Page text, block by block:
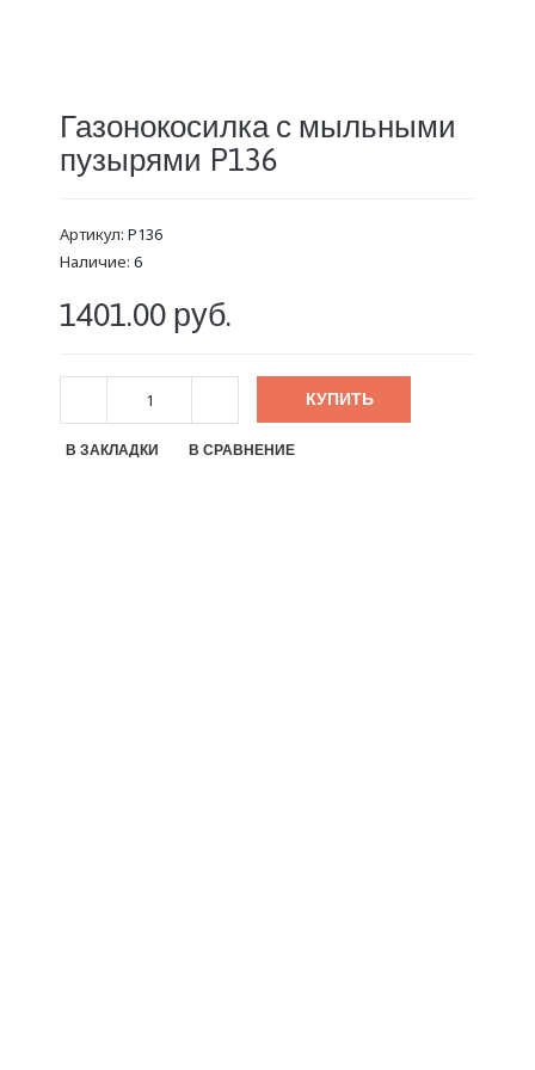
Газонокосилка с мыльными
пузырями P136
Артикул: P136
Наличие: 6
1401.00 руб.
КУПИТЬ
В ЗАКЛАДКИ В СРАВНЕНИЕ